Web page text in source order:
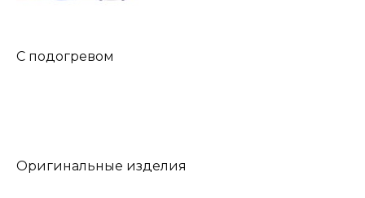
С подогревом
Оригинальные изделия